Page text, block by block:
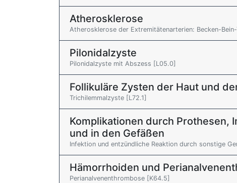
Atherosklerose
Atherosklerose der Extremitätenarterien: Becken-
Pilonidalzyste
Pilonidalzyste mit Abszess [L05.0]
Follikuläre Zysten der Haut und
Trichilemmalzyste [L72.1]
Komplikationen durch Prothesen,
und in den Gefäßen
Infektion und entzündliche Reaktion durch sonstige
Hämorrhoiden und
Perianalvenenthrombose [K64.5]